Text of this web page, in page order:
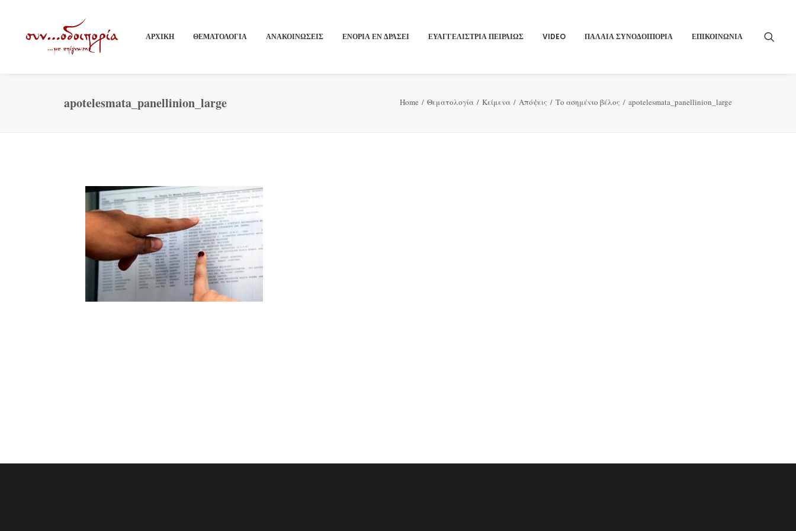
ΑΡΧΙΚΗ ΘΕΜΑΤΟΛΟΓΙΑ ΑΝΑΚΟΙΝΩΣΕΙΣ ΕΝΟΡΙΑ ΕΝ ΔΡΑΣΕΙ ΕΥΑΓΓΕΛΙΣΤΡΙΑ ΠΕΙΡΑΙΏΣ VIDEO ΠΑΛΑΙΑ ΣΥΝΟΔΟΙΠΟΡΙΑ ΕΠΙΚΟΙΝΩΝΙΑ
apotelesmata_panellinion_large Home Θεματολογία Κείμενα Απόψεις Το ασημένιο βέλος apotelesmata_panellinion_large